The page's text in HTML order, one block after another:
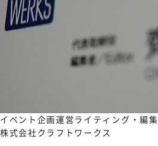
イベント企画運営 ライティング・編集
株式会社クラフトワークス